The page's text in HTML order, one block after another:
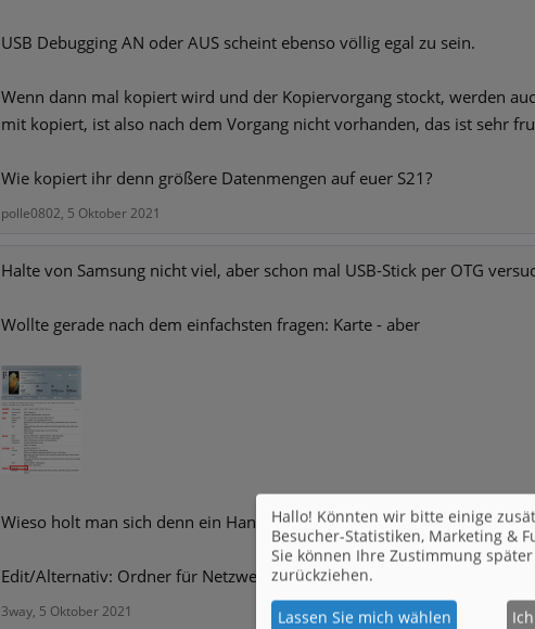
USB Debugging AN oder AUS scheint ebenso völlig egal zu sein.
Wenn dann mal kopiert wird und der Kopiervorgang stockt, werden
mit kopiert, ist also nach dem Vorgang nicht vorhanden, das ist sehr
Wie kopiert ihr denn größere Datenmengen auf euer S21?
polle0802, 5 Oktober 2021
Halte von Samsung nicht viel, aber schon mal USB-Stick per OTG
Wollte gerade nach dem einfachsten fragen: Karte - aber
Wieso holt man sich denn ein Handy ohne KartenSlot?
Edit/Alternativ: Ordner für Netzwerk freigeben und darüber ziehen?
3way, 5 Oktober 2021
Hallo! Könnten wir bitte einige
Besucher-Statistiken, Marketing &
Sie können Ihre Zustimmung
zurückziehen.
Lassen Sie mich wählen